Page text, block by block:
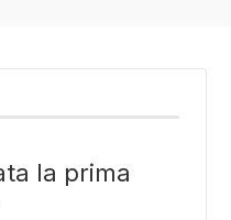
la prima